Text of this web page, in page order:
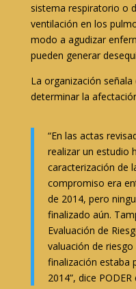
sistema respiratorio o
ventilación en los
modo a agudizar
pueden generar
La organización
determinar la
“En las actas
realizar un estudio
caracterización de
compromiso era
de 2014, pero
finalizado aún.
Evaluación de
valuación de
finalización estaba
2014”, dice